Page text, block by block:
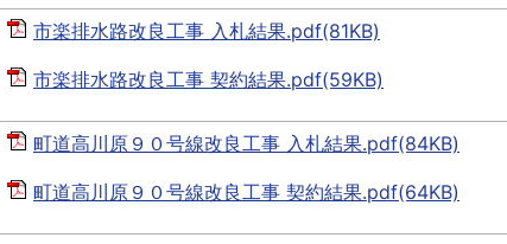
市楽排水路改良工事 入札結果.pdf(81KB)
市楽排水路改良工事 契約結果.pdf(59KB)
町道高川原９０号線改良工事 入札結果.pdf(84KB)
町道高川原９０号線改良工事 契約結果.pdf(64KB)